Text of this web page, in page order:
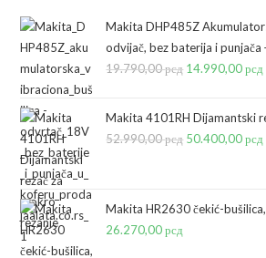
Makita DHP485Z
odvijač, bez baterija i punjača
19.790,00рсд Originalna
je
bila:
14.990,00рсд
Makita 4101RH Dijamantski
52.990,00рсд Originalna
bila:
50.400,00рсд
Makita HR2630 čekić-
26.270,00рсд